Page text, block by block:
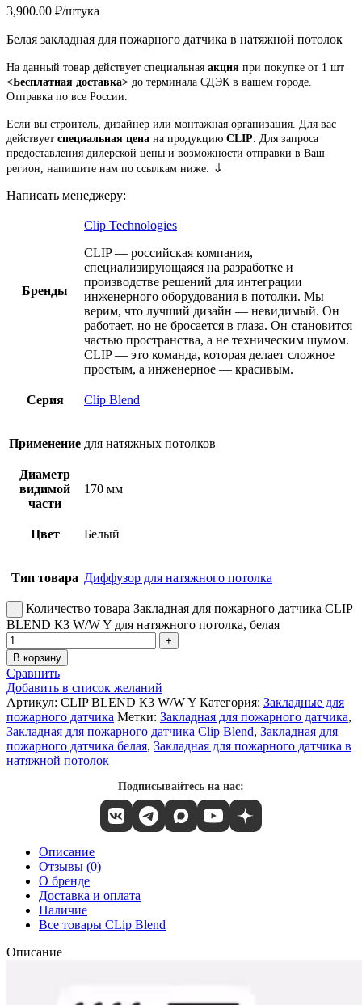
3,900.00 ₽/штука
Белая закладная для пожарного датчика в натяжной потолок
На данный товар действует специальная акция при покупке от 1 шт
<Бесплатная доставка> до терминала СДЭК в вашем городе.
Отправка по все Росcии.
Если вы строитель, дизайнер или монтажная организация. Для вас
действует специальная цена на продукцию CLIP. Для запроса
предоставления дилерской цены и возможности отправки в Ваш
регион, напишите нам по ссылкам ниже. ⇓
Написать менеджеру:
Бренды
Clip Technologies
CLIP — российская компания,
специализирующаяся на разработке и
производстве решений для интеграции
инженерного оборудования в потолки. Мы
верим, что лучший дизайн — невидимый. Он
работает, но не бросается в глаза. Он становится
частью пространства, а не техническим шумом.
CLIP — это команда, которая делает сложное
простым, а инженерное — красивым.
Серия Clip Blend
Применение для натяжных потолков
Диаметр
видимой
части
170 мм
Цвет Белый
Тип товара Диффузор для натяжного потолка
Количество товара Закладная для пожарного датчика CLIP
BLEND К3 W/W Y для натяжного потолка, белая
В корзину
Сравнить
Добавить в список желаний
Артикул: CLIP BLEND К3 W/W Y Категория: Закладные для
пожарного датчика Метки: Закладная для пожарного датчика,
Закладная для пожарного датчика Clip Blend, Закладная для
пожарного датчика белая, Закладная для пожарного датчика в
натяжной потолок
Подписывайтесь на нас:
Описание
Отзывы (0)
О бренде
Доставка и оплата
Наличие
Все товары CLip Blend
Описание